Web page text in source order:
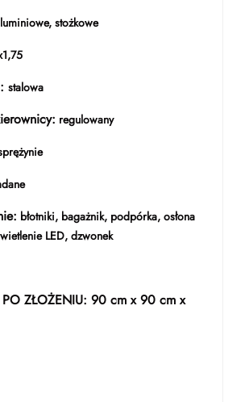
stożkowe
stalowa
regulowany
błotniki, bagażnik, podpórka, osłona
LED, dzwonek
ZŁOŻENIU: 90 cm x 90 cm x